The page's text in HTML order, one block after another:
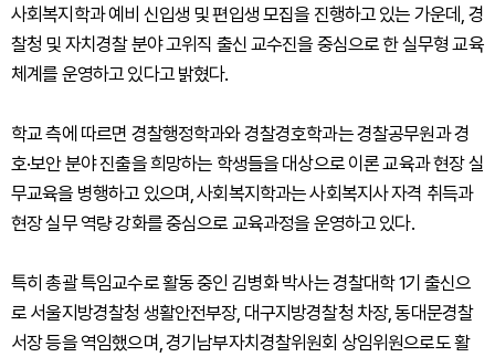
사회복지학과 예비 신입생 및 편입생 모집을 진행하고 있는 가운데, 경
찰청 및 자치경찰 분야 고위직 출신 교수진을 중심으로 한 실무형 교육
체계를 운영하고 있다고 밝혔다.
학교 측에 따르면 경찰행정학과와 경찰경호학과는 경찰공무원과 경
호·보안 분야 진출을 희망하는 학생들을 대상으로 이론 교육과 현장 실
무교육을 병행하고 있으며, 사회복지학과는 사회복지사 자격 취득과
현장 실무 역량 강화를 중심으로 교육과정을 운영하고 있다.
특히 총괄 특임교수로 활동 중인 김병화 박사는 경찰대학 1기 출신으
로 서울지방경찰청 생활안전부장, 대구지방경찰청 차장, 동대문경찰
서장 등을 역임했으며, 경기남부자치경찰위원회 상임위원으로도 활